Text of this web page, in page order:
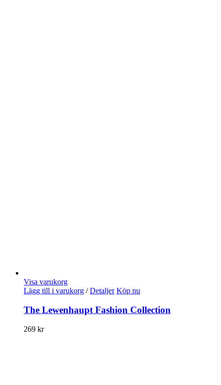
Visa varukorg
Lägg till i varukorg / Detaljer Köp nu
The Lewenhaupt Fashion Collection
269 kr